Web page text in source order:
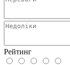
Рейтинг